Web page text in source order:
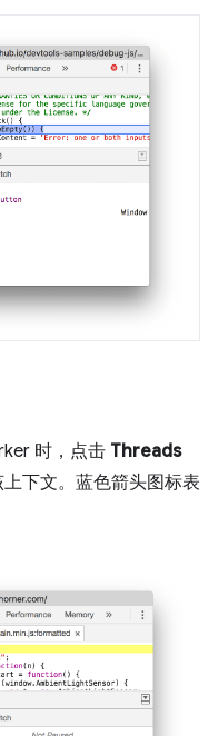
时，点击 Threads
下文。蓝色箭头图标表